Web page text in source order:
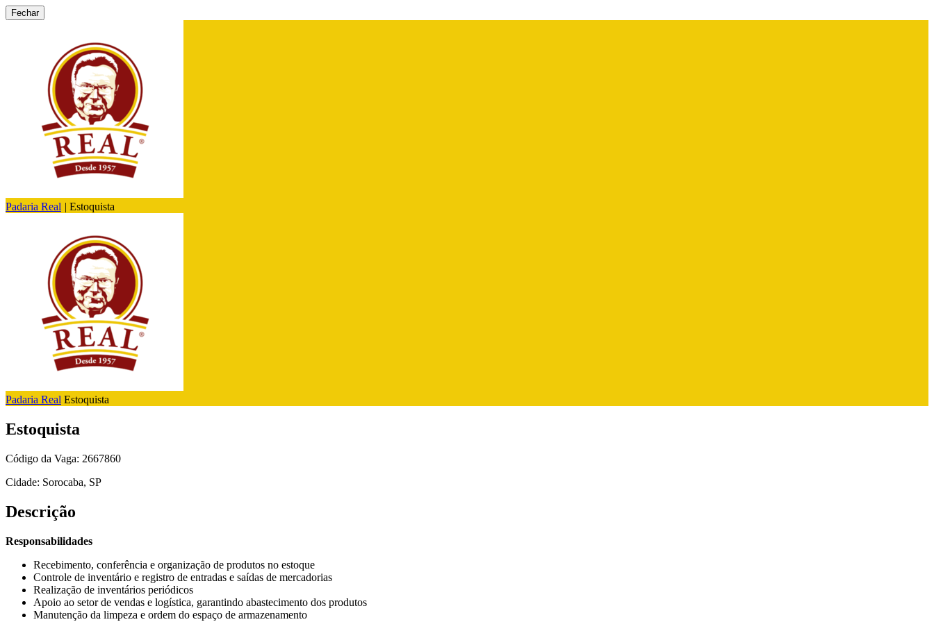
Fechar
Padaria Real | Estoquista
Padaria Real Estoquista
Estoquista
Código da Vaga: 2667860
Cidade: Sorocaba, SP
Descrição
Responsabilidades
Recebimento, conferência e organização de produtos no estoque
Controle de inventário e registro de entradas e saídas de mercadorias
Realização de inventários periódicos
Apoio ao setor de vendas e logística, garantindo abastecimento dos produtos
Manutenção da limpeza e ordem do espaço de armazenamento